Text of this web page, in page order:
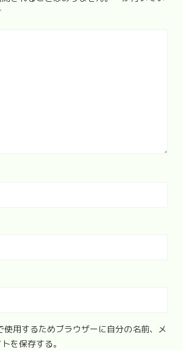
使用するためブラウザーに自分の名前、メ
を保存する。